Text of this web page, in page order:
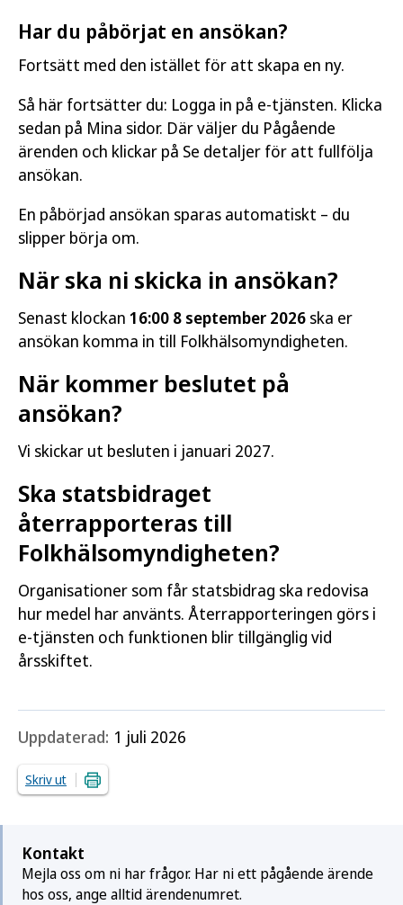
Har du påbörjat en ansökan?
Fortsätt med den istället för att skapa en ny.
Så här fortsätter du: Logga in på e-tjänsten. Klicka
sedan på Mina sidor. Där väljer du Pågående
ärenden och klickar på Se detaljer för att fullfölja
ansökan.
En påbörjad ansökan sparas automatiskt – du
slipper börja om.
När ska ni skicka in ansökan?
Senast klockan 16:00 8 september 2026 ska er
ansökan komma in till Folkhälsomyndigheten.
När kommer beslutet på
ansökan?
Vi skickar ut besluten i januari 2027.
Ska statsbidraget
återrapporteras till
Folkhälsomyndigheten?
Organisationer som får statsbidrag ska redovisa
hur medel har använts. Återrapporteringen görs i
e-tjänsten och funktionen blir tillgänglig vid
årsskiftet.
Uppdaterad: 1 juli 2026
Skriv ut
Kontakt
Mejla oss om ni har frågor. Har ni ett pågående ärende
hos oss, ange alltid ärendenumret.